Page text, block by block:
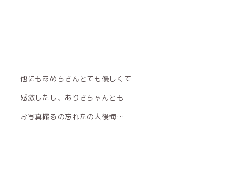
他にもあめちさんとても優しくて
感激したし、ありさちゃんとも
お写真撮るの忘れたの大後悔…